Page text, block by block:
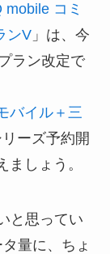
mobile コミ
ンV」は、今
ラン改定で
バイル＋三
ーズ予約開
しょう。
と思ってい
量に、ちょ